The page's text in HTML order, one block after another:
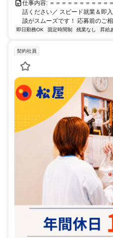
仕事内容: ＝＝＝＝＝＝＝＝＝＝
話ください／ スピード就業＆即
談がスムーズです！ 応募前のご
即日勤務OK 固定時間制 残業なし 昇給
契約社員